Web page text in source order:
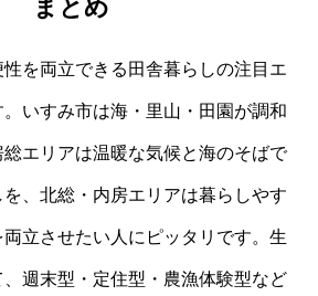
まとめ
を両立できる田舎暮らしの注目エ
いすみ市は海・里山・田園が調和
エリアは温暖な気候と海のそばで
、北総・内房エリアは暮らしやす
立させたい人にピッタリです。生
週末型・定住型・農漁体験型など